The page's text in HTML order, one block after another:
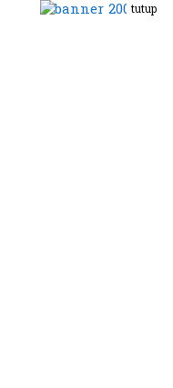
Loncat
tutup
Kepemilikan